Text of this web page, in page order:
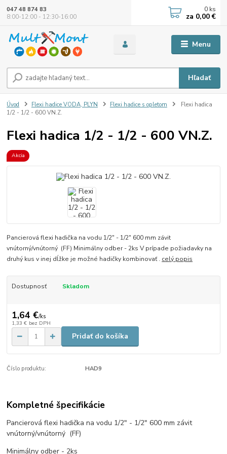
Menu
Hľadať
047 48 874 83
8:00-12:00 - 12:30-16:00
0 ks
za 0,00 €
Úvod Flexi hadice VODA, PLYN Flexi hadice s opletom
Flexi hadica
1/2 - 1/2 - 600 VN.Z.
Flexi hadica 1/2 - 1/2 - 600 VN.Z.
Akcia
Pancierová flexi hadička na vodu 1/2″ - 1/2″ 600 mm závit
vnútorný/vnútorný (FF) Minimálny odber - 2ks V prípade požiadavky na
druhý kus v inej dĺžke je možné hadičky kombinovať . celý popis
Dostupnosť Skladom
1,64 €/ks
1,33 € bez DPH
Pridať do košíka
Číslo produktu: HAD9
Kompletné špecifikácie
Pancierová flexi hadička na vodu 1/2″ - 1/2″ 600 mm závit
vnútorný/vnútorný (FF)
Minimálny odber - 2ks